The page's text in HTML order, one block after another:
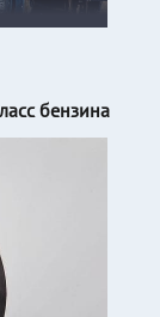
бензина